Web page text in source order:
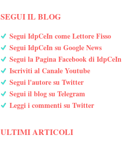
SEGUI IL BLOG
Segui IdpCeIn come Lettore Fisso
Segui IdpCeIn su Google News
Segui la Pagina Facebook di IdpCeIn
Iscriviti al Canale Youtube
Segui l'autore su Twitter
Segui il blog su Telegram
Leggi i commenti su Twitter
ULTIMI ARTICOLI